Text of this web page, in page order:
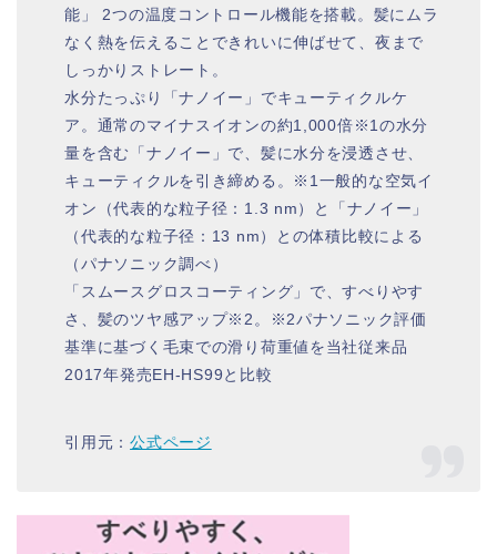
能」 2つの温度コントロール機能を搭載。髪にムラ
なく熱を伝えることできれいに伸ばせて、夜まで
しっかりストレート。
水分たっぷり「ナノイー」でキューティクルケ
ア。通常のマイナスイオンの約1,000倍※1の水分
量を含む「ナノイー」で、髪に水分を浸透させ、
キューティクルを引き締める。※1一般的な空気イ
オン（代表的な粒子径：1.3 nm）と「ナノイー」
（代表的な粒子径：13 nm）との体積比較による
（パナソニック調べ）
「スムースグロスコーティング」で、すべりやす
さ、髪のツヤ感アップ※2。※2パナソニック評価
基準に基づく毛束での滑り荷重値を当社従来品
2017年発売EH-HS99と比較
引用元：公式ページ